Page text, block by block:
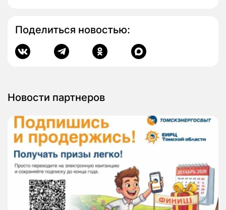
Поделиться новостью:
Новости партнеров